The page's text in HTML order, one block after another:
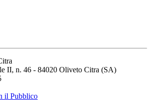
II, n. 46 - 84020 Oliveto Citra (SA)
il Pubblico